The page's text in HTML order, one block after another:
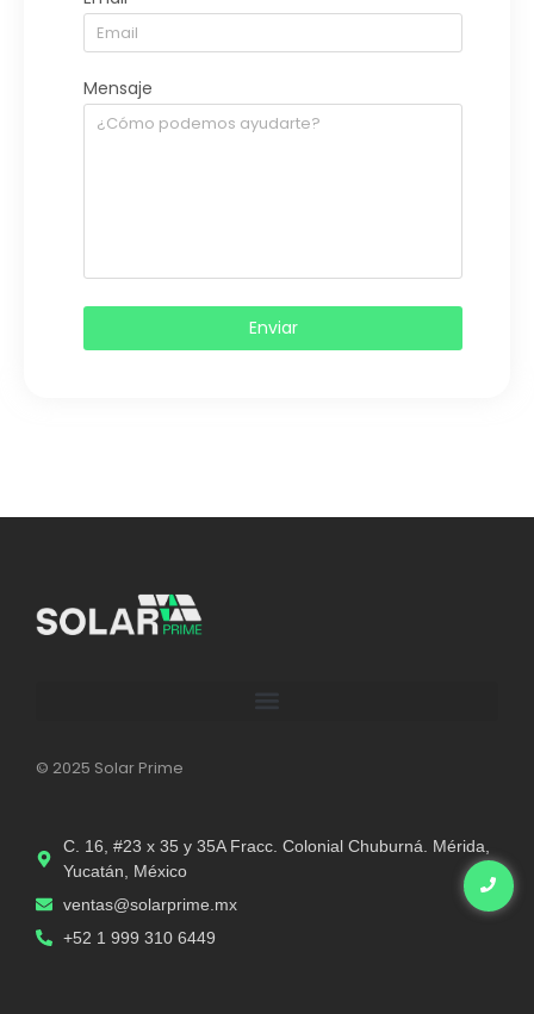
Mensaje
Enviar
© 2025 Solar Prime
C. 16, #23 x 35 y 35A Fracc. Colonial Chuburná. Mérida,
Yucatán, México
ventas@solarprime.mx​
+52 1 999 310 6449